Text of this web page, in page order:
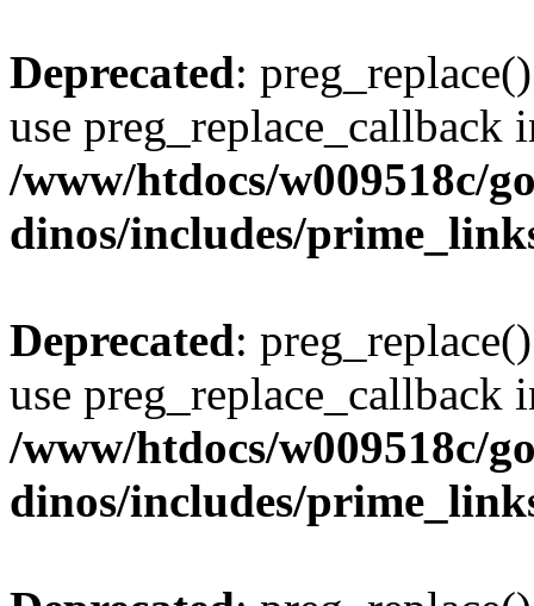
Deprecated:
use preg_replace_callback
/www/htdocs/w009518c/
dinos/includes/
Deprecated:
use preg_replace_callback
/www/htdocs/w009518c/
dinos/includes/